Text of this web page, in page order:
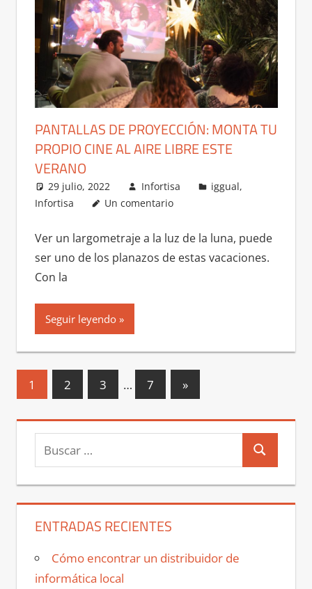
PANTALLAS DE PROYECCIÓN: MONTA TU
PROPIO CINE AL AIRE LIBRE ESTE
VERANO
29 julio, 2022 Infortisa iggual,
Infortisa
Un comentario
Ver un largometraje a la luz de la luna, puede
ser uno de los planazos de estas vacaciones.
Con la
Seguir leyendo
Paginación
entradas
1 2 3 … 7
Entradas
siguientes
»
Buscar
ENTRADAS RECIENTES
Cómo encontrar un distribuidor de
informática local